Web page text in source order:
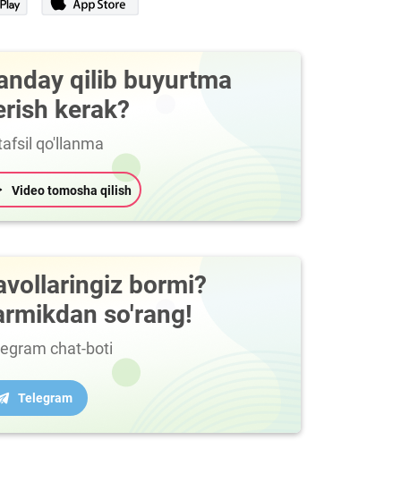
qilib buyurtma
kerak?
qo'llanma
Video tomosha qilish
bormi?
so'rang!
chat-boti
Telegram